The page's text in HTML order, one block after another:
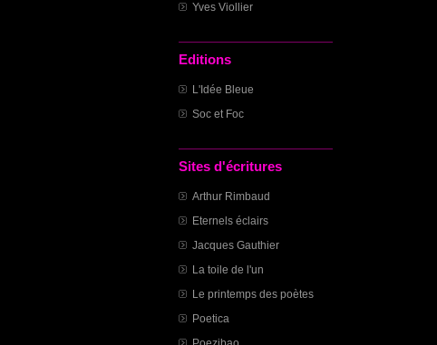
Yves Viollier
Editions
L'Idée Bleue
Soc et Foc
Sites d'écritures
Arthur Rimbaud
Eternels éclairs
Jacques Gauthier
La toile de l'un
Le printemps des poètes
Poetica